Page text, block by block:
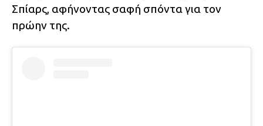
Σπίαρς, αφήνοντας σαφή σπόντα για τον
πρώην της.